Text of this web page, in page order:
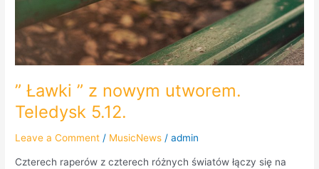
” Ławki ” z nowym utworem.
Teledysk 5.12.
Leave a Comment / MusicNews /admin
Czterech raperów z czterech różnych światów łączy się na